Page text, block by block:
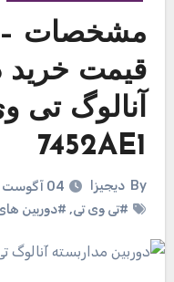
مشخصات –
قیمت خرید
7452AE1
By دیجیزا
04 آگوست 2020
#تی وی تی, #دوربین